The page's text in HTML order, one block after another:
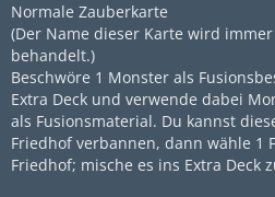
Normale Zauberkarte
(Der Name dieser Karte wird
behandelt.)
Beschwöre 1 Monster als
Extra Deck und verwende dabei
als Fusionsmaterial. Du kannst
Friedhof verbannen, dann wähle 1
Friedhof; mische es ins Extra Deck